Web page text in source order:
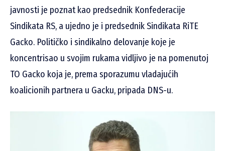
javnosti je poznat kao predsednik Konfederacije
Sindikata RS, a ujedno je i predsednik Sindikata RiTE
Gacko. Političko i sindikalno delovanje koje je
koncentrisao u svojim rukama vidljivo je na pomenutoj
TO Gacko koja je, prema sporazumu vladajućih
koalicionih partnera u Gacku, pripada DNS-u.